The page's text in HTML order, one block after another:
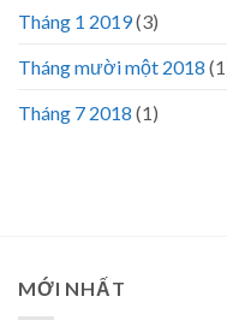
Tháng 1 2019(3)
Tháng mười một 2018
Tháng 7 2018 (1)
MỚI NHẤT